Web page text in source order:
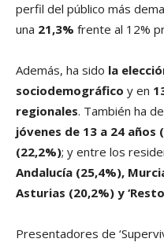
perfil del público más
una 21,3% frente al 12%
Además, ha sido la
sociodemográfico y en
regionales. También ha
jóvenes de 13 a 24 años
(22,2%); y entre los
Andalucía (25,4%),
Asturias (20,2%) y
Presentadores de